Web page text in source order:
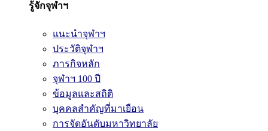
รู้จักจุฬาฯ
แนะนำจุฬาฯ
ประวัติจุฬาฯ
ภารกิจหลัก
จุฬาฯ 100 ปี
ข้อมูลและสถิติ
บุคคลสำคัญที่มาเยือน
การจัดอันดับมหาวิทยาลัย